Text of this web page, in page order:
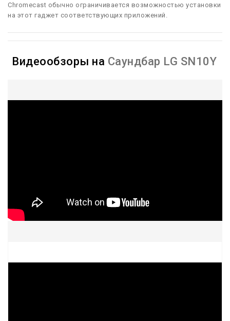
Chromecast обычно ограничивается возможностью установки
на этот гаджет соответствующих приложений.
Видеообзоры на Саундбар LG SN10Y